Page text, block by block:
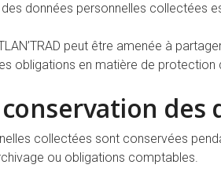
données personnelles collectées
peut être amenée à
obligations en matière de protection
des
collectées sont conservées
ou obligations comptables.